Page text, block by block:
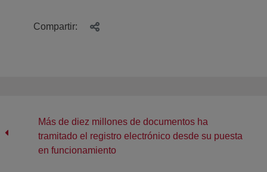
Compartir:
Más de diez millones de documentos ha
tramitado el registro electrónico desde su puesta
en funcionamiento